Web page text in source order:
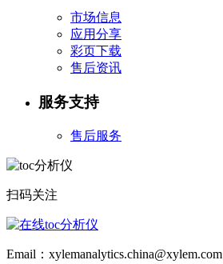
市场信息
应用分享
彩页下载
售后资讯
服务支持
售后服务
扫码关注
Email：xylemanalytics.china@xylem.com